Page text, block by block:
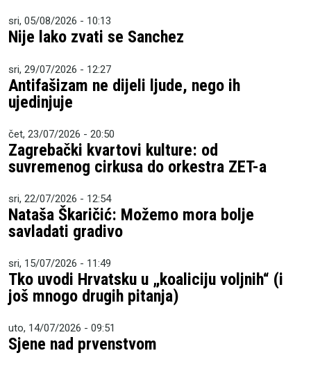
sri, 05/08/2026 - 10:13
Nije lako zvati se Sanchez
sri, 29/07/2026 - 12:27
Antifašizam ne dijeli ljude, nego ih
ujedinjuje
čet, 23/07/2026 - 20:50
Zagrebački kvartovi kulture: od
suvremenog cirkusa do orkestra ZET-a
sri, 22/07/2026 - 12:54
Nataša Škaričić: Možemo mora bolje
savladati gradivo
sri, 15/07/2026 - 11:49
Tko uvodi Hrvatsku u „koaliciju voljnih“ (i
još mnogo drugih pitanja)
uto, 14/07/2026 - 09:51
Sjene nad prvenstvom